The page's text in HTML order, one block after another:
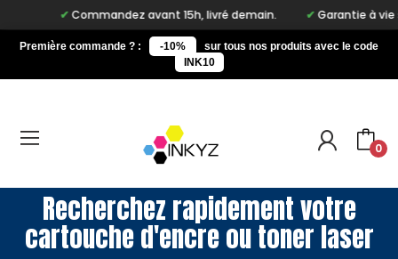
Commandez avant 15h, livré demain. Garantie à vie
Première commande ? : -10%
sur tous nos produits avec le code
INK10
0
Recherchez rapidement votre
cartouche d'encre ou toner laser